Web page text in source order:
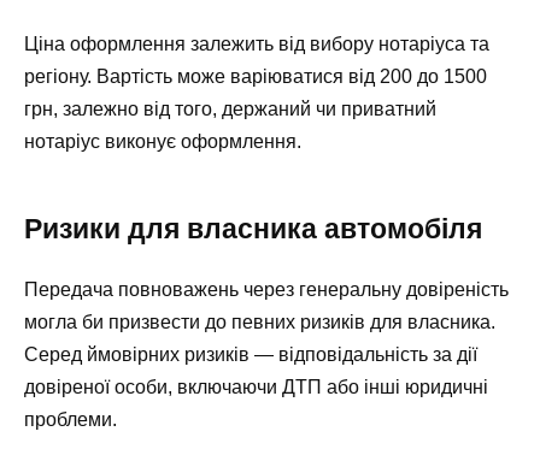
Ціна оформлення залежить від вибору нотаріуса та
регіону. Вартість може варіюватися від 200 до 1500
грн, залежно від того, держаний чи приватний
нотаріус виконує оформлення.
Ризики для власника автомобіля
Передача повноважень через генеральну довіреність
могла би призвести до певних ризиків для власника.
Серед ймовірних ризиків — відповідальність за дії
довіреної особи, включаючи ДТП або інші юридичні
проблеми.